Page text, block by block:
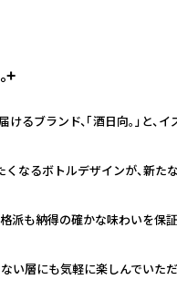
+
ブランド、「酒日向。」と、
なるボトルデザインが、新た
派も納得の確かな味わいを保証
い層にも気軽に楽しんでいた